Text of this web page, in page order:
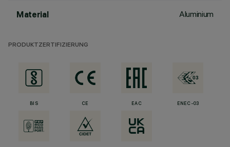
Material Aluminium
PRODUKTZERTIFIZIERUNG
BIS CE EAC ENEC-03